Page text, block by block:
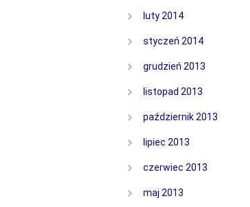
luty 2014
styczeń 2014
grudzień 2013
listopad 2013
październik 2013
lipiec 2013
czerwiec 2013
maj 2013